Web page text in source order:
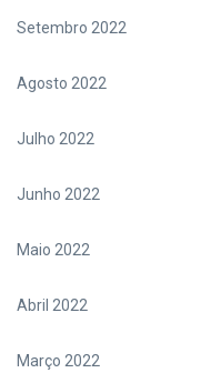
Setembro 2022
Agosto 2022
Julho 2022
Junho 2022
Maio 2022
Abril 2022
Março 2022